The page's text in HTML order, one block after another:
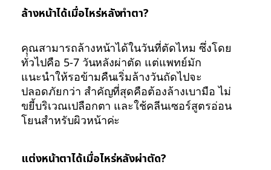
ล้างหน้าได้เมื่อไหร่หลังทำตา?
คุณสามารถล้างหน้าได้ในวันที่ตัดไหม ซึ่งโดย
ทั่วไปคือ 5-7 วันหลังผ่าตัด แต่แพทย์มัก
แนะนำให้รอข้ามคืนเริ่มล้างวันถัดไปจะ
ปลอดภัยกว่า สำคัญที่สุดคือต้องล้างเบามือ ไม่
ขยี้บริเวณเปลือกตา และใช้คลีนเซอร์สูตรอ่อน
โยนสำหรับผิวหน้าค่ะ
แต่งหน้าตาได้เมื่อไหร่หลังผ่าตัด?